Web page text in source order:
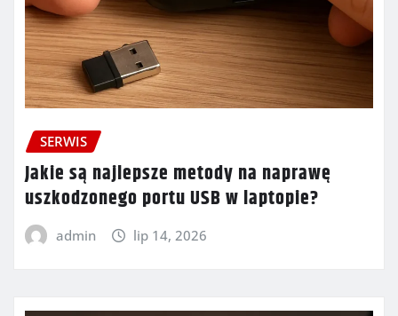
SERWIS
Jakie są najlepsze metody na naprawę
uszkodzonego portu USB w laptopie?
admin lip 14, 2026